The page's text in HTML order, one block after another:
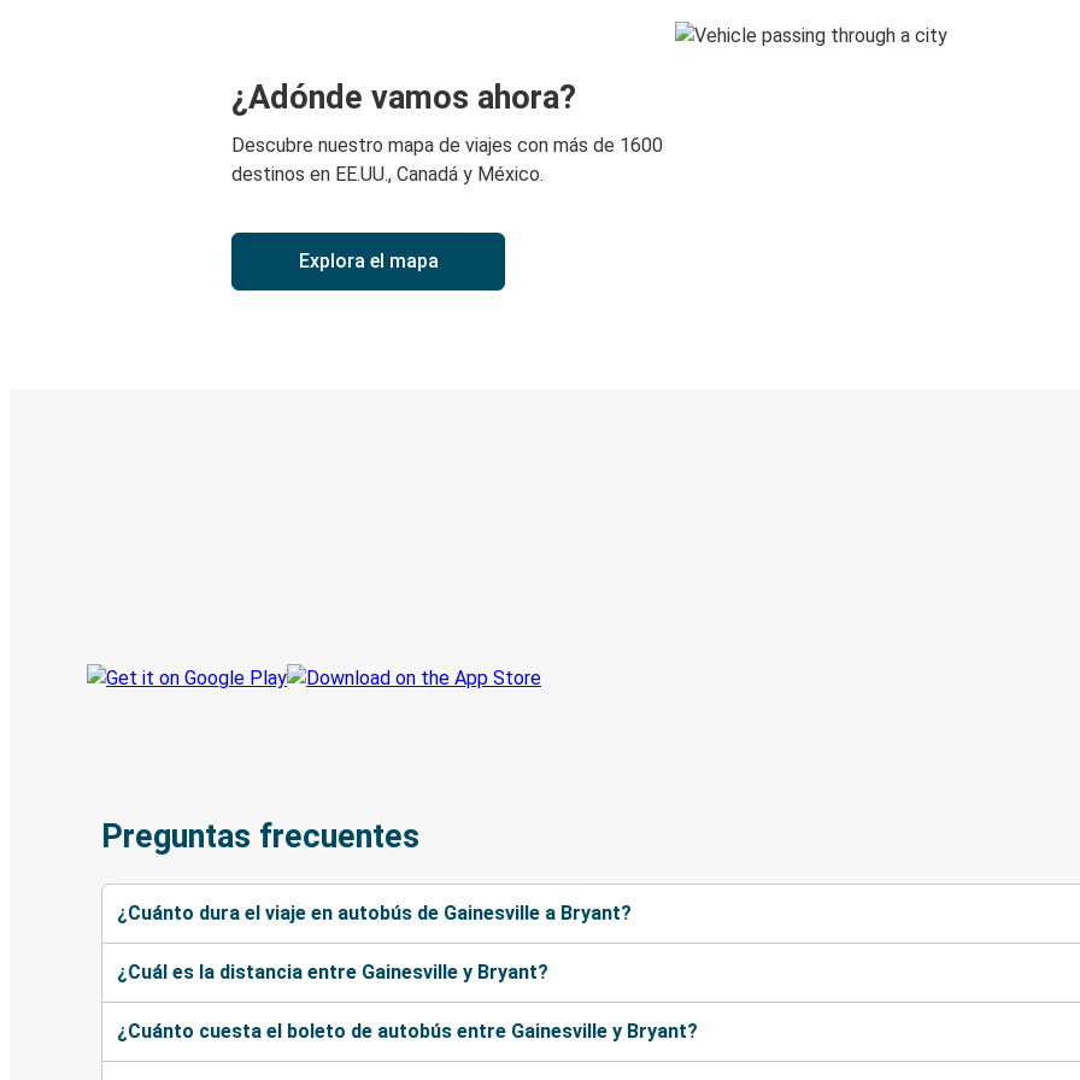
¿Adónde vamos ahora?
Descubre nuestro mapa de viajes con más de 1600
destinos en EE.UU., Canadá y México.
Explora el mapa
Preguntas frecuentes
¿Cuánto dura el viaje en autobús de Gainesville a Bryant?
¿Cuál es la distancia entre Gainesville y Bryant?
¿Cuánto cuesta el boleto de autobús entre Gainesville y Bryant?